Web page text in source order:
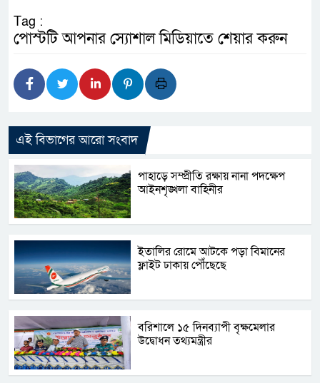
Tag :
পোস্টটি আপনার স্যোশাল মিডিয়াতে শেয়ার করুন
এই বিভাগের আরো সংবাদ
পাহাড়ে সম্প্রীতি রক্ষায় নানা পদক্ষেপ
আইনশৃঙ্খলা বাহিনীর
ইতালির রোমে আটকে পড়া বিমানের
ফ্লাইট ঢাকায় পৌঁছেছে
বরিশালে ১৫ দিনব্যাপী বৃক্ষমেলার
উদ্বোধন তথ্যমন্ত্রীর